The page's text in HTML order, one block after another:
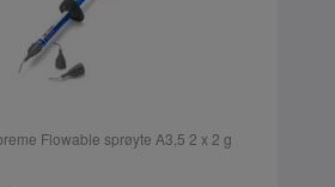
Flowable sprøyte A3,5 2 x 2 g